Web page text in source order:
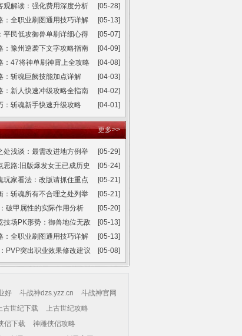
[05-28]
观解读：强化费用深度分析
[05-13]
：全职业刷图通用技巧详解
[05-07]
平民低攻御兽单刷详细心得
[04-09]
：豫州逆袭下文字攻略指南
[04-08]
：47将神单刷神霄上全攻略
[04-03]
：斩魂巨阙技能加点详解
[04-02]
：新人快速冲级攻略全指南
[04-01]
：斩魂新手快速升级攻略
更多>>
[05-29]
处浅谈：最需改进地方例举
[05-24]
思路:旧版爆发女王已成历史
[05-21]
玩家看法：改版请抓住重点
[05-21]
：斩魂所有不合理之处列举
[05-20]
破甲属性的实际作用分析
[05-13]
技场PK形势：御兽地位无敌
[05-13]
：全职业刷图通用技巧详解
[05-08]
PVP突出职业效果修改建议
好 斗战神dzs.yzz.cn
斗战神官网
古世纪下载
上古世纪攻略
侣下载
神雕侠侣攻略